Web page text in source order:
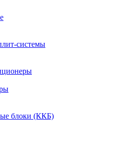
системы
блоки (ККБ)